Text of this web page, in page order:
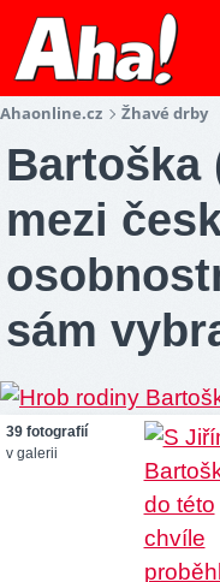
Ahaonline.cz Žhavé drby
Bartoška
mezi
sám
39 fotografií
v galerii